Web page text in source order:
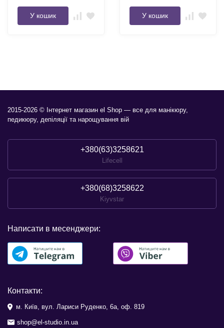
У кошик У кошик
2015-2026 © Інтернет магазин el Shop — все для манікюру,
педикюру, депіляції та нарощування вій
+380(63)3258621
Lifecell
+380(68)3258622
Kiyvstar
Написати в месенджери:
Контакти:
м. Київ, вул. Лариси Руденко, 6а, оф. 819
shop@el-studio.in.ua